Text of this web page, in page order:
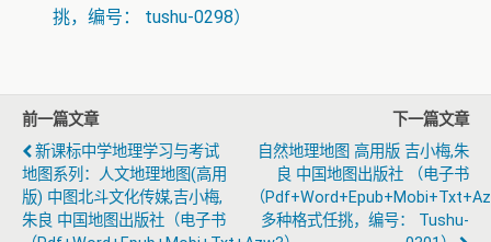
挑，编号： tushu-0298）
前一篇文章
新课标中学地理学习与考试
地图系列：人文地理地图(高用
版) 中图北斗文化传媒,吉小梅,
朱良 中国地图出版社（电子书
下一篇文章
自然地理地图 高用版 吉小梅,朱
良 中国地图出版社 （电子书
（
多种格式任挑，编号： Tushu-